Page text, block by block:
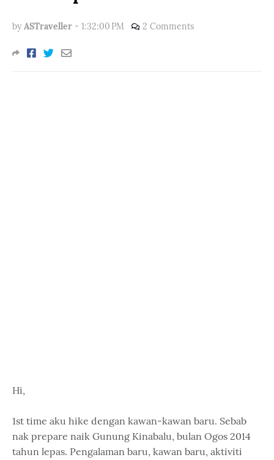
by ASTraveller - 1:32:00 PM 2 Comments
Hi,
1st time aku hike dengan kawan-kawan baru. Sebab
nak prepare naik Gunung Kinabalu, bulan Ogos 2014
tahun lepas. Pengalaman baru, kawan baru, aktiviti